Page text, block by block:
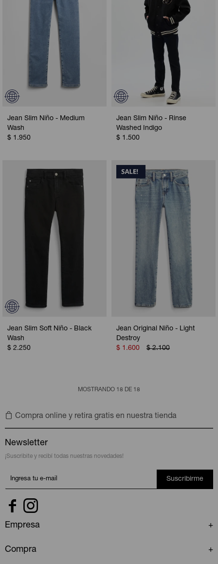
Jean Slim Niño - Medium
Wash
$ 1.950
Jean Slim Niño - Rinse
Washed Indigo
$ 1.500
Jean Slim Soft Niño - Black
Wash
$ 2.250
Jean Original Niño - Light
Destroy
$ 1.600 $ 2.100
MOSTRANDO 18 DE 18
Compra online y retira gratis en nuestra tienda
Newsletter
¡Suscribite y recibí todas nuestras novedades!
Suscribirme
 
Empresa
Compra